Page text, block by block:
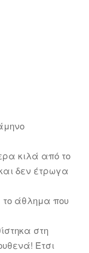
κιλά από το
δεν έτρωγα
άθλημα που
στη
Έτσι